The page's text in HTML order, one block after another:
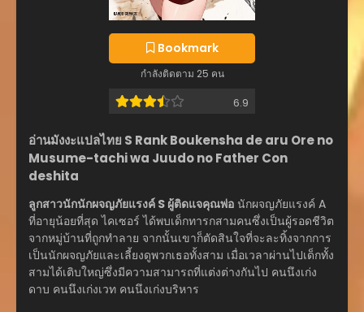
Bookmark
กำลังติดตาม 25 คน
6.9
อ่านมังงะแปลไทย S Rank Boukensha de aru Ore no
Musume-tachi wa Juudo no Father Con
deshita
ลูกสาวนักนักผจญภัยแรงค์ S ผู้ติดแจคุณพ่อ นักผจญภัยแรงค์ A
ที่อายุน้อยที่สุด ไคเซอร์ ได้พบเด็กทารกสามคนซึ่งเป็นผู้รอดชีวิต
จากหมู่บ้านที่ถูกทำลาย จากนั้นเขาก็ตัดสินใจที่จะละทิ้งจากการ
เป็นนักผจญภัยและเลี้ยงดูพวกเธอทั้งสาม เมื่อเวลาผ่านไปเด็กทั้ง
สามได้เติบใหญ่ซึ่งมีความสามารถที่แต่งต่างกันไป คนนึงเก่ง
ดาบ คนนึงเก่งเวท คนนึงเก่งบริหาร